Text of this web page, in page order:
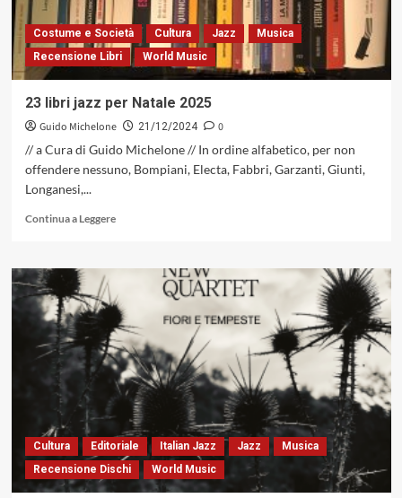
Lua»,
tra
jazz
e
Brasile
2024)
Costume e Società Cultura Jazz
Musica
Recensione Libri
World Music
23 libri jazz per Natale 2025
Guido Michelone 21/12/2024
0
// a Cura di Guido Michelone // In ordine alfabetico, per non
offendere nessuno, Bompiani, Electa, Fabbri, Garzanti, Giunti,
Longanesi,...
Continua a LeggereLeggi
su
libri
jazz
per
Natale
2025
Cultura Editoriale Italian Jazz Jazz
Musica
Recensione Dischi
World Music